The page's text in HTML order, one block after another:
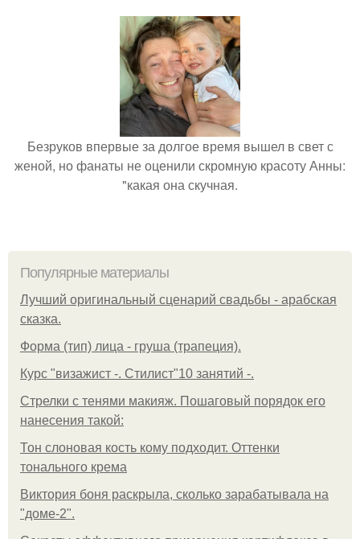
Безруков впервые за долгое время вышел в свет с
женой, но фанаты не оценили скромную красоту Анны:
"какая она скучная.
Популярные материалы
Лучший оригинальный сценарий свадьбы - арабская
сказка.
Форма (тип) лица - груша (трапеция).
Курс "визажист -. Стилист"10 занятий -.
Стрелки с тенями макияж. Пошаговый порядок его
нанесения такой:
Тон слоновая кость кому подходит. Оттенки
тонального крема
Виктория боня раскрыла, сколько зарабатывала на
"доме-2".